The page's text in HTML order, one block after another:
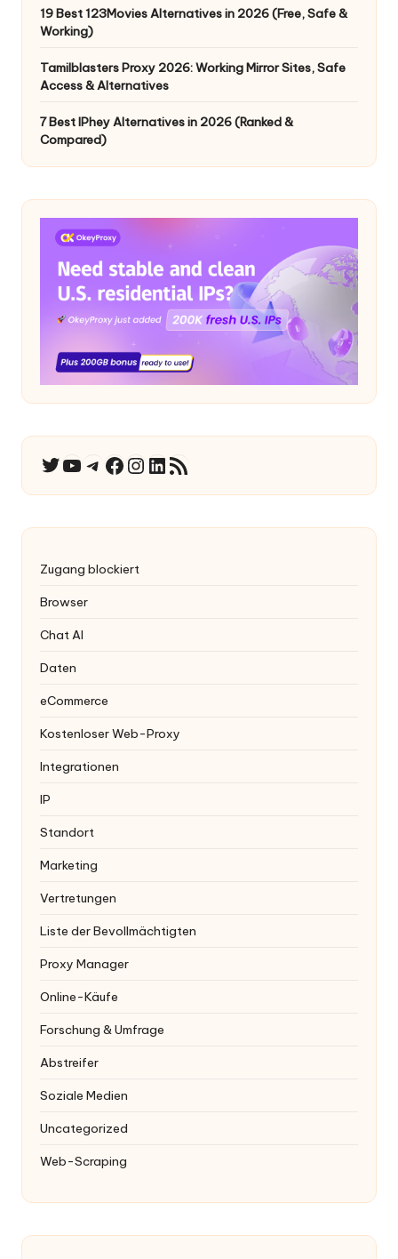
19 Best 123Movies Alternatives in 2026 (Free, Safe &
Working)
Tamilblasters Proxy 2026: Working Mirror Sites, Safe
Access & Alternatives
7 Best IPhey Alternatives in 2026 (Ranked &
Compared)
Twitter
YouTube
Telegramm
Facebook
Instagram
LinkedIn
RSS-Feed
Zugang blockiert
Browser
Chat AI
Daten
eCommerce
Kostenloser Web-Proxy
Integrationen
IP
Standort
Marketing
Vertretungen
Liste der Bevollmächtigten
Proxy Manager
Online-Käufe
Forschung & Umfrage
Abstreifer
Soziale Medien
Uncategorized
Web-Scraping